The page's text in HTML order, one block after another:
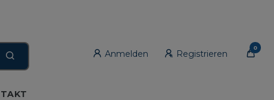
Anmelden Registrieren
0